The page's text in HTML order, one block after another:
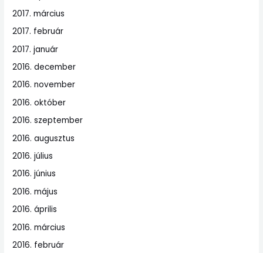
2017. március
2017. február
2017. január
2016. december
2016. november
2016. október
2016. szeptember
2016. augusztus
2016. július
2016. június
2016. május
2016. április
2016. március
2016. február